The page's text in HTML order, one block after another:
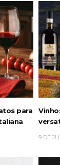
para
9 DE